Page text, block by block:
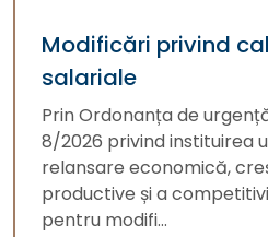
Modificări privind
salariale
Prin Ordonanța de
8/2026 privind instituirea
relansare economică,
productive și a
pentru modifi...